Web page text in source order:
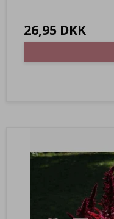
26,95 DKK